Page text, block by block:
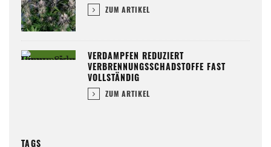
ZUM ARTIKEL
VERDAMPFEN REDUZIERT
VERBRENNUNGSSCHADSTOFFE FAST
VOLLSTÄNDIG
ZUM ARTIKEL
TAGS